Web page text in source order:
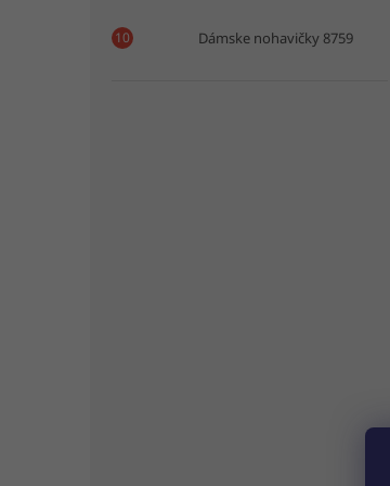
Dámske nohavičky 8759